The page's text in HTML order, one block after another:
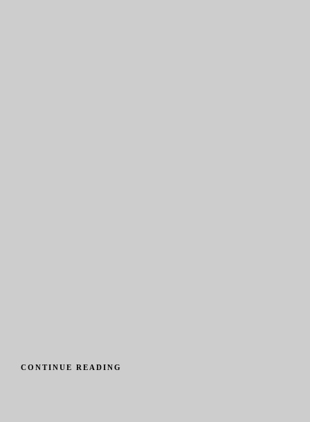
CONTINUE READING